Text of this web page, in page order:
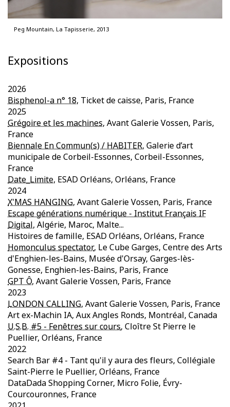
Peg Mountain, La Tapisserie, 2013
Expositions
2026
Bisphenol-a n° 18, Ticket de caisse, Paris, France
2025
Grégoire et les machines, Avant Galerie Vossen, Paris,
France
Biennale En Commun(s) / HABITER, Galerie d’art
municipale de Corbeil-Essonnes, Corbeil-Essonnes,
France
Date_Limite, ESAD Orléans, Orléans, France
2024
X'MAS HANGING, Avant Galerie Vossen, Paris, France
Escape générations numérique - Institut Français IF
Digital, Algérie, Maroc, Malte...
Histoires de famille, ESAD Orléans, Orléans, France
Homonculus spectator, Le Cube Garges, Centre des Arts
d'Enghien-les-Bains, Musée d'Orsay, Garges-lès-
Gonesse, Enghien-les-Bains, Paris, France
GPT Ô, Avant Galerie Vossen, Paris, France
2023
LONDON CALLING, Avant Galerie Vossen, Paris, France
Art ex-Machin IA, Aux Angles Ronds, Montréal, Canada
U.S.B. #5 - Fenêtres sur cours, Cloître St Pierre le
Puellier, Orléans, France
2022
Search Bar #4 - Tant qu'il y aura des fleurs, Collégiale
Saint-Pierre le Puellier, Orléans, France
DataDada Shopping Corner, Micro Folie, Évry-
Courcouronnes, France